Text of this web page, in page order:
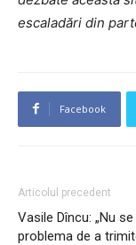
escaladări din
Facebook
Articolul precedent
Vasile Dîncu: „Nu
problema de a